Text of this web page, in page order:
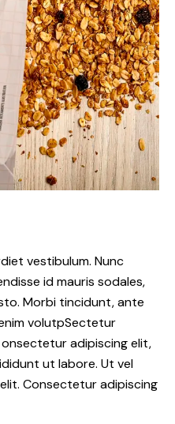
vestibulum. Nunc
id mauris sodales,
Morbi tincidunt, ante
volutpSectetur
adipiscing elit,
ut labore. Ut vel
Consectetur adipiscing